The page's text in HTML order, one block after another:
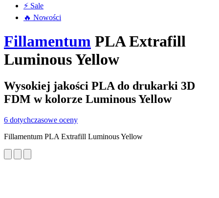
⚡ Sale
🔥 Nowości
Fillamentum PLA Extrafill
Luminous Yellow
Wysokiej jakości PLA do drukarki 3D
FDM w kolorze Luminous Yellow
6 dotychczasowe oceny
Fillamentum PLA Extrafill Luminous Yellow